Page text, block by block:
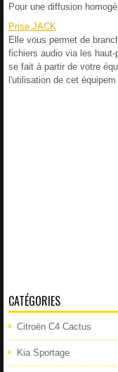
Pour une diffusion
Prise JACK
Elle vous permet de
fichiers audio via les
se fait à partir de votre
l'utilisation de cet équipem
CATÉGORIES
Citroën C4 Cactus
Kia Sportage